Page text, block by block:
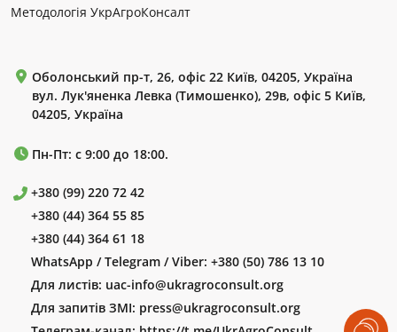
Методологія УкрАгроКонсалт
Оболонський пр-т, 26, офіс 22 Київ, 04205, Україна
вул. Лук'яненка Левка (Тимошенко), 29в, офіс 5 Київ,
04205, Україна
Пн-Пт: с 9:00 до 18:00.
+380 (99) 220 72 42
+380 (44) 364 55 85
+380 (44) 364 61 18
WhatsApp / Telegram / Viber: +380 (50) 786 13 10
Для листів: uac-info@ukragroconsult.org
Для запитів ЗМІ: press@ukragroconsult.org